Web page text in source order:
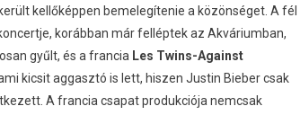
kellőképpen bemelegítenie a közönséget. A fél
korábban már felléptek az Akváriumban,
gyűlt, és a francia Les Twins-Against
kicsit aggasztó is lett, hiszen Justin Bieber csak
A francia csapat produkciója nemcsak